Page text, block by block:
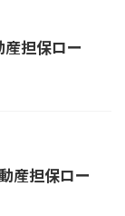
担保ロー
産担保ロー